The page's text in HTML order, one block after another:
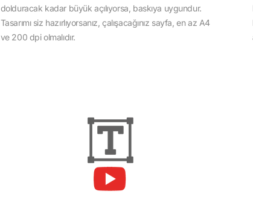
dolduracak kadar büyük açılıyorsa, baskıya uygundur.
Tasarımı siz hazırlıyorsanız, çalışacağınız sayfa, en az A4
ve 200 dpi olmalıdır.